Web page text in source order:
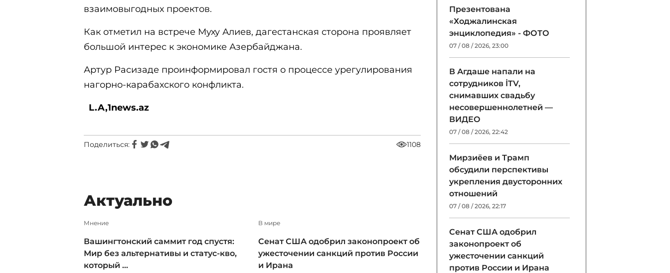
взаимовыгодных проектов.
Как отметил на встрече Муху Алиев, дагестанская сторона проявляет
большой интерес к экономике Азербайджана.
Артур Расизаде проинформировал гостя о процессе урегулирования
нагорно-карабахского конфликта.
L.A,1news.az
Поделиться: 1108
Актуально
Мнение
Вашингтонский саммит год спустя:
Мир без альтернативы и статус-кво,
который ...
В мире
Сенат США одобрил законопроект об
ужесточении санкций против России
и Ирана
Презентована
«Ходжалинская
энциклопедия» - ФОТО
07 / 08 / 2026, 23:00
В Агдаше напали на
сотрудников İTV,
снимавших свадьбу
несовершеннолетней —
ВИДЕО
07 / 08 / 2026, 22:42
Мирзиёев и Трамп
обсудили перспективы
укрепления двусторонних
отношений
07 / 08 / 2026, 22:17
Сенат США одобрил
законопроект об
ужесточении санкций
против России и Ирана